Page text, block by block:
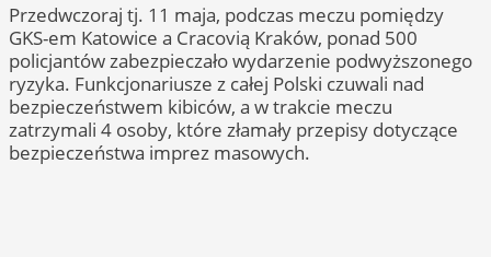
Przedwczoraj tj. 11 maja, podczas meczu pomiędzy
GKS-em Katowice a Cracovią Kraków, ponad 500
policjantów zabezpieczało wydarzenie podwyższonego
ryzyka. Funkcjonariusze z całej Polski czuwali nad
bezpieczeństwem kibiców, a w trakcie meczu
zatrzymali 4 osoby, które złamały przepisy dotyczące
bezpieczeństwa imprez masowych.